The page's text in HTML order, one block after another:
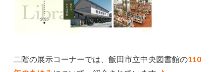
二階の展示コーナーでは、飯田市立中央図書館の110